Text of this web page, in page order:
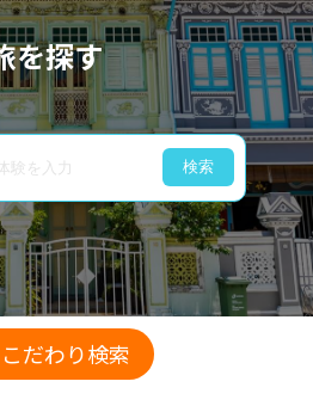
を探す
検索
こだわり検索